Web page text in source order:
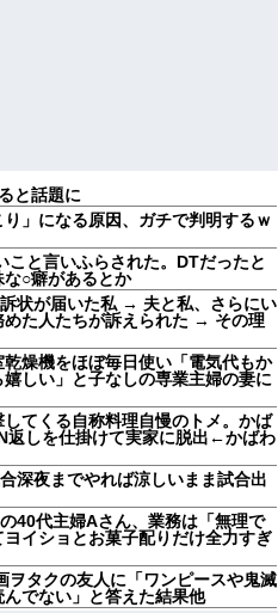
と話題に
」になる原因、ガチで判明するｗ
こと言いふらされた。DTだったと
○癖があるとか
状が届いた私 → 夫と私、さらにい
めた人たちが訴えられた → その理
燥機をほぼ毎日使い「電気代もか
しい」と子なしの専業主婦の妻に
してくる自称料理自慢のトメ。かば
返しを仕掛けて実家に脱出←かばわ
深夜までやれば涼しいまま試合出
40代主婦Aさん、業務は「無理で
イショとお菓子配りだけ全力すぎ
タクの友人に「ワンピースや鬼滅
でない」と答えた結果他